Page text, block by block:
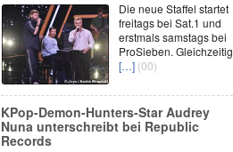
Die neue Staffel startet
freitags bei Sat.1 und
erstmals samstags bei
ProSieben. Gleichzeitig
[…] (00)
KPop-Demon-Hunters-Star Audrey
Nuna unterschreibt bei Republic
Records